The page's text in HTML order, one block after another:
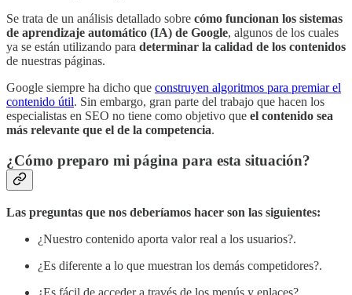
Se trata de un análisis detallado sobre cómo funcionan los sistemas
de aprendizaje automático (IA) de Google, algunos de los cuales
ya se están utilizando para determinar la calidad de los contenidos
de nuestras páginas.
Google siempre ha dicho que construyen algoritmos para premiar el
contenido útil. Sin embargo, gran parte del trabajo que hacen los
especialistas en SEO no tiene como objetivo que el contenido sea
más relevante que el de la competencia.
¿Cómo preparo mi página para esta situación?
Las preguntas que nos deberíamos hacer son las siguientes:
¿Nuestro contenido aporta valor real a los usuarios?.
¿Es diferente a lo que muestran los demás competidores?.
¿Es fácil de acceder a través de los menús y enlaces?.